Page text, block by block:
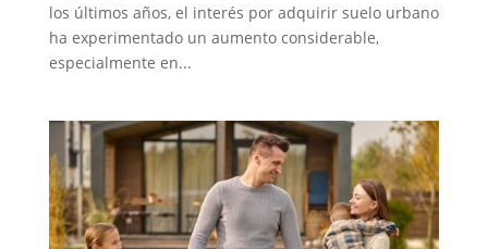
los últimos años, el interés por adquirir suelo urbano
ha experimentado un aumento considerable,
especialmente en...